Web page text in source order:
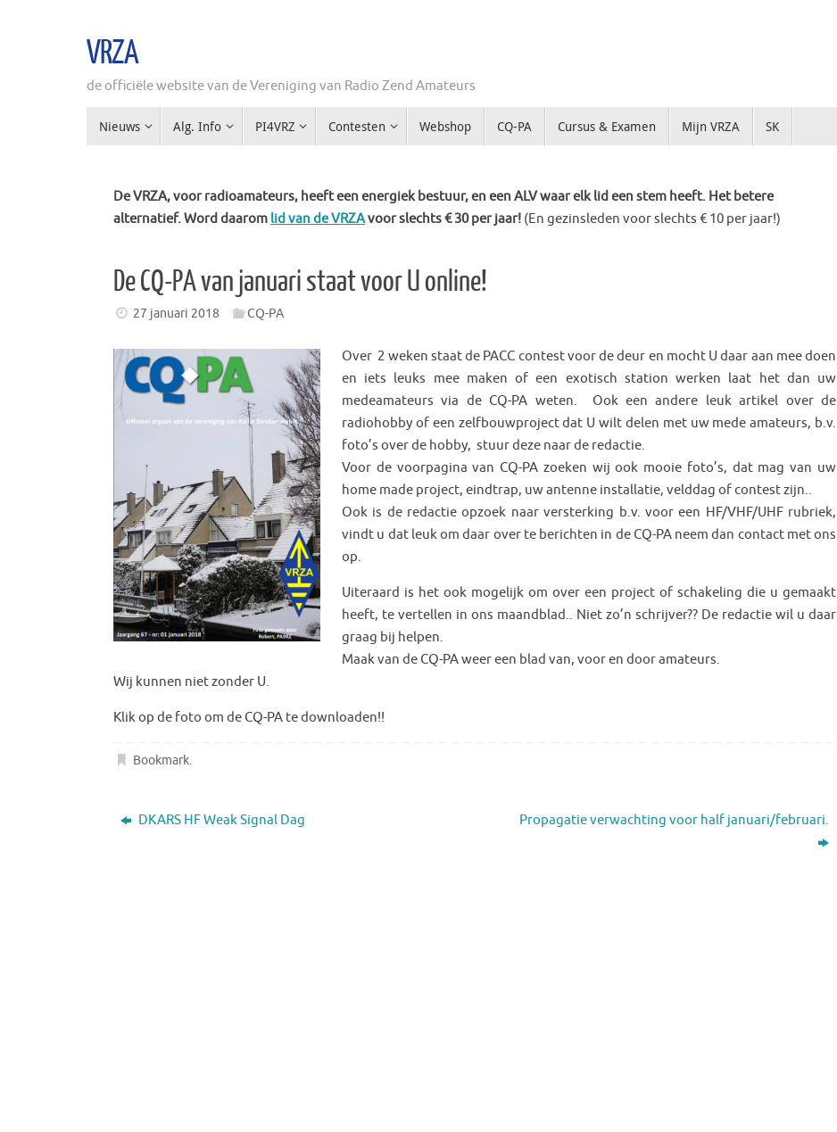
VRZA
de officiële website van de Vereniging van Radio Zend Amateurs
naarNieuws Alg. Info PI4VRZ Contesten Webshop CQ-PA Cursus & Examen Mijn VRZA SK
De VRZA, voor radioamateurs, heeft een energiek bestuur, en een ALV waar elk lid een stem heeft. Het betere
alternatief. Word daarom lid van de VRZAvoor slechts € 30 per jaar! (En gezinsleden voor slechts € 10 per jaar!)
De CQ-PA van januari staat voor U online!
27 januari 2018 CQ-PA
Over 2 weken staat de PACC contest voor de deur en mocht U daar aan mee doen
en iets leuks mee maken of een exotisch station werken laat het dan uw
medeamateurs via de CQ-PA weten. Ook een andere leuk artikel over de
radiohobby of een zelfbouwproject dat U wilt delen met uw mede amateurs, b.v.
foto’s over de hobby, stuur deze naar de redactie.
Voor de voorpagina van CQ-PA zoeken wij ook mooie foto’s, dat mag van uw
home made project, eindtrap, uw antenne installatie, velddag of contest zijn..
Ook is de redactie opzoek naar versterking b.v. voor een HF/VHF/UHF rubriek,
vindt u dat leuk om daar over te berichten in de CQ-PA neem dan contact met ons
op.
Uiteraard is het ook mogelijk om over een project of schakeling die u gemaakt
heeft, te vertellen in ons maandblad.. Niet zo’n schrijver?? De redactie wil u daar
graag bij helpen.
Maak van de CQ-PA weer een blad van, voor en door amateurs.
Wij kunnen niet zonder U.
Klik op de foto om de CQ-PA te downloaden!!
Bookmark.
DKARS HF Weak Signal Dag Propagatie verwachting voor half januari/februari.